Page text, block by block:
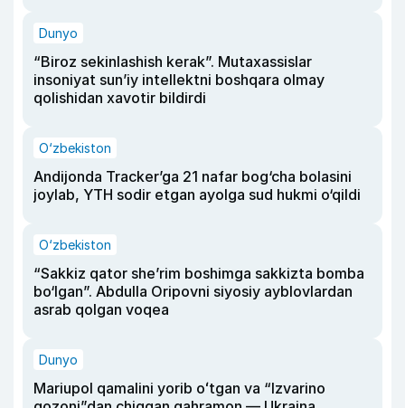
Dunyo
“Biroz sekinlashish kerak”. Mutaxassislar
insoniyat sun’iy intellektni boshqara olmay
qolishidan xavotir bildirdi
O‘zbekiston
Andijonda Tracker’ga 21 nafar bog‘cha bolasini
joylab, YTH sodir etgan ayolga sud hukmi o‘qildi
O‘zbekiston
“Sakkiz qator she’rim boshimga sakkizta bomba
bo‘lgan”. Abdulla Oripovni siyosiy ayblovlardan
asrab qolgan voqea
Dunyo
Mariupol qamalini yorib oʻtgan va “Izvarino